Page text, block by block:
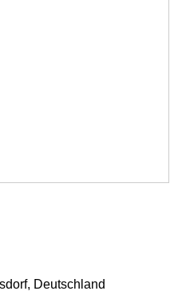
Deutschland